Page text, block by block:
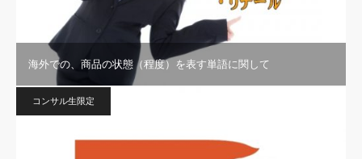
海外での、商品の状態（程度）を表す単語に関して
コンサル生限定